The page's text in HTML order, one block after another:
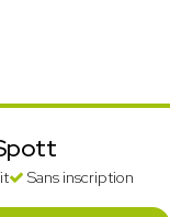
Sans inscription